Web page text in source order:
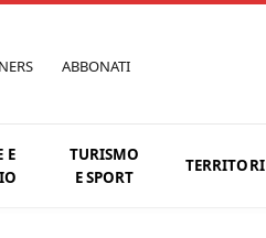
ABBONATI
E
TURISMO
E SPORT
TERRITORI